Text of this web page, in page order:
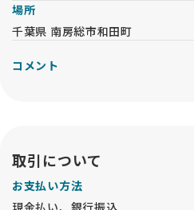
場所
千葉県 南房総市和田町
コメント
取引について
お支払い方法
現金払い、銀行振込